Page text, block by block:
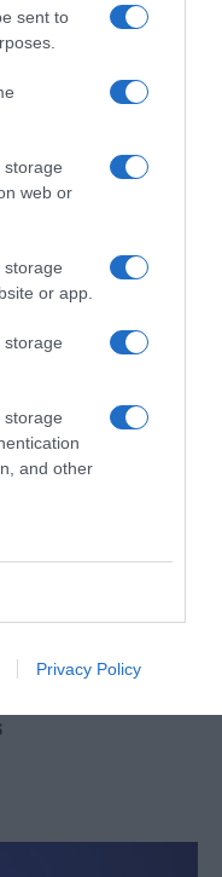
sent to
storage
web or
storage
or app.
storage
storage
and other
Privacy Policy
com embarque
2027